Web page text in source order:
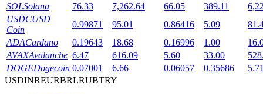
Khóa BTR
SOLSolana 76.33 7,262.64 66.05 389.11
USDCUSD
Coin
0.99871 95.01 0.86416 5.09
ADACardano 0.19643 18.68 0.16996 1.00
AVAXAvalanche 6.47 616.09 5.60 33.00
DOGEDogecoin 0.07001 6.66 0.06057 0.35686
USDINREURBRLRUBTRY